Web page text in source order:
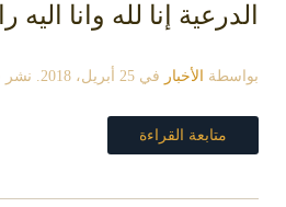
الدرعية إنا لله وانا
بواسطة الأخبار في 25 أبريل، 2018 .
متابعة القراءة